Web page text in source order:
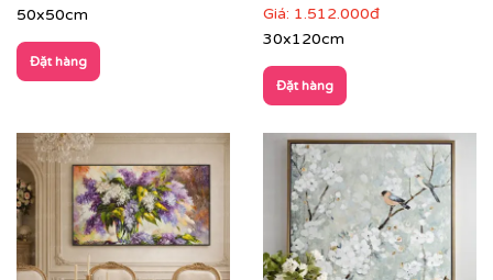
50x50cm
Đặt hàng
Giá: 1.512.000đ
30x120cm
Đặt hàng